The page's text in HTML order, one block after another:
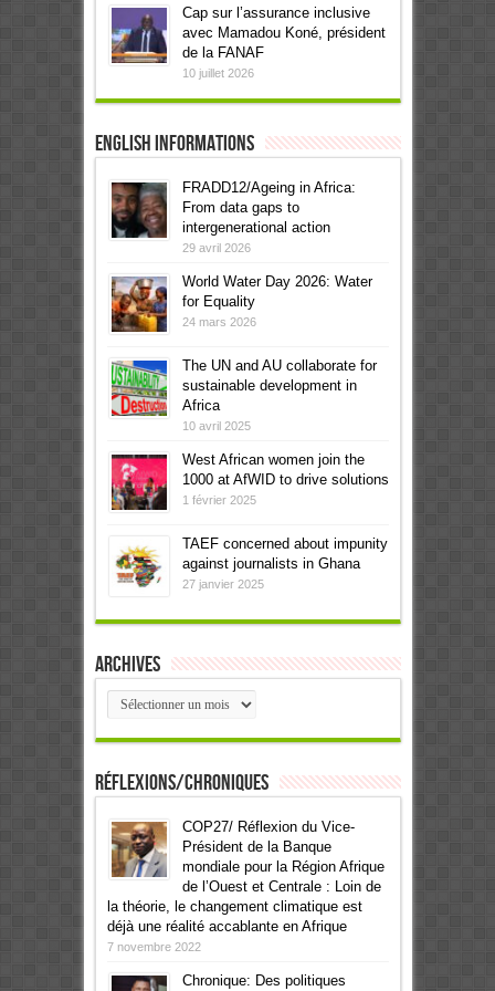
Cap sur l’assurance inclusive
avec Mamadou Koné, président
de la FANAF
10 juillet 2026
English informations
FRADD12/Ageing in Africa:
From data gaps to
intergenerational action
29 avril 2026
World Water Day 2026: Water
for Equality
24 mars 2026
The UN and AU collaborate for
sustainable development in
Africa
10 avril 2025
West African women join the
1000 at AfWID to drive solutions
1 février 2025
TAEF concerned about impunity
against journalists in Ghana
27 janvier 2025
Archives
Archives
Réflexions/Chroniques
COP27/ Réflexion du Vice-
Président de la Banque
mondiale pour la Région Afrique
de l’Ouest et Centrale : Loin de
la théorie, le changement climatique est
déjà une réalité accablante en Afrique
7 novembre 2022
Chronique: Des politiques